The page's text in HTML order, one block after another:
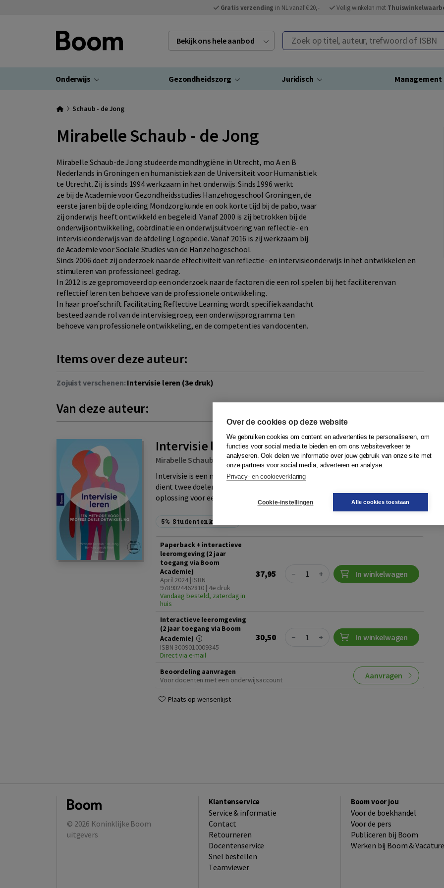
Gratis verzending in NL vanaf € 20,- Veilig winkelen met
Bekijk ons hele aanbod Zoek op titel, auteur, trefwoord of ISBN
Onderwijs Gezondheidszorg Juridisch Management
Schaub - de Jong
Mirabelle Schaub - de Jong
Mirabelle Schaub-de Jong studeerde mondhygiëne in Utrecht, mo A en B
Nederlands in Groningen en humanistiek aan de Universiteit voor Humanistiek
te Utrecht. Zij is sinds 1994 werkzaam in het onderwijs. Sinds 1996 werkt
ze bij de Academie voor Gezondheidsstudies Hanzehogeschool Groningen, de
eerste jaren bij de opleiding Mondzorgkunde en ook korte tijd bij de pabo, waar
zij onderwijs heeft ontwikkeld en begeleid. Vanaf 2000 is zij betrokken bij de
onderwijsontwikkeling, coördinatie en onderwijsuitvoering van reflectie- en
intervisieonderwijs van de afdeling Logopedie. Vanaf 2016 is zij werkzaam bij
de Academie voor Sociale Studies van de Hanzehogeschool.
Sinds 2006 doet zij onderzoek naar de effectiviteit van reflectie- en intervisieonderwijs in het ontwikkelen en
stimuleren van professioneel gedrag.
In 2012 is ze gepromoveerd op een onderzoek naar de factoren die een rol spelen bij het faciliteren van
reflectief leren ten behoeve van de professionele ontwikkeling.
In haar proefschrift Facilitating Reflective Learning wordt specifiek aandacht
besteed aan de rol van de intervisiegroep, een onderwijsprogramma ten
behoeve van professionele ontwikkeling, en de competenties van docenten.
Items over deze auteur:
Zojuist verschenen:Intervisie leren (3e druk)
Van deze auteur:
Intervisie leren (4e editie)
Mirabelle Schaub - de Jong,Bernard van de Beek|Boom
Intervisie is een manier om leren en werk of stage met elkaar te verbinden en
dient twee doelen: je ontwikkelt het reflectieve leren én je werkt aan een
oplossing voor een probleem dat zich voordee...
5% Studentenkorting
Paperback + interactieve
leeromgeving (2 jaar
toegang via Boom
Academie)
April 2024 | ISBN
9789024462810 | 4e druk
Vandaag besteld, zaterdag in
huis
37,95 Quantity
− + In winkelwagen
Interactieve leeromgeving
(2 jaar toegang via Boom
Academie)
ISBN 3009010009345
Direct via e-mail
30,50 Quantity
− + In winkelwagen
Beoordeling aanvragen
Voor docenten met een onderwijsaccount
Aanvragen
Plaats op wensenlijst
© 2026 Koninklijke Boom
uitgevers
Klantenservice
Service & informatie
Contact
Retourneren
Docentenservice
Snel bestellen
Teamviewer
Boom voor jou
Voor de boekhandel
Voor de pers
Publiceren bij Boom
Werken bij Boom &
Over de cookies op deze website
We gebruiken cookies om content en advertenties te personaliseren, om
functies voor social media te bieden en om ons websiteverkeer te
analyseren. Ook delen we informatie over jouw gebruik van onze site met
onze partners voor social media, adverteren en analyse.
Privacy- en cookieverklaring
Cookie-instellingen Alle cookies toestaan